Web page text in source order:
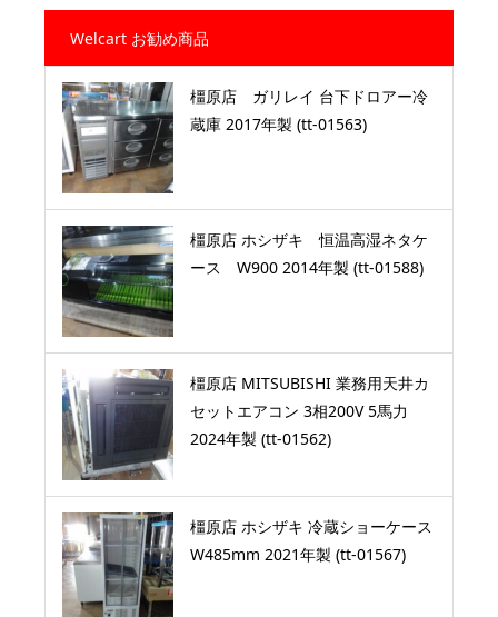
Welcart お勧め商品
橿原店 ガリレイ 台下ドロアー冷
蔵庫 2017年製 (tt-01563)
橿原店 ホシザキ 恒温高湿ネタケ
ース W900 2014年製 (tt-01588)
橿原店 MITSUBISHI 業務用天井カ
セットエアコン 3相200V 5馬力
2024年製 (tt-01562)
橿原店 ホシザキ 冷蔵ショーケース
W485mm 2021年製 (tt-01567)